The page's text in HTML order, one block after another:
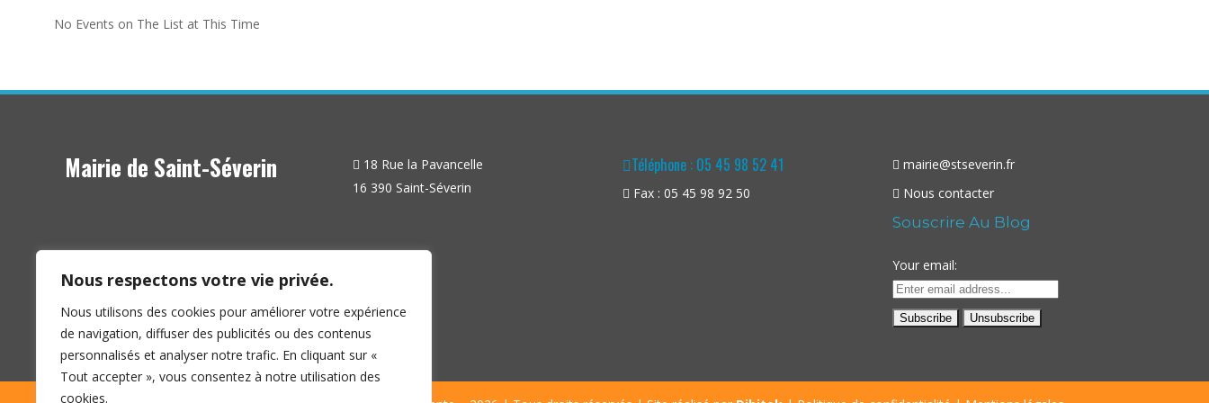
Nous respectons votre vie privée.
Nous utilisons des cookies pour améliorer votre expérience
de navigation, diffuser des publicités ou des contenus
personnalisés et analyser notre trafic. En cliquant sur «
Tout accepter », vous consentez à notre utilisation des
cookies.
No Events on The List at This Time
Mairie de Saint-Séverin
18 Rue la Pavancelle
16 390 Saint-Séverin
Téléphone : 05 45 98 52 41
Fax : 05 45 98 92 50
mairie@stseverin.fr
Nous contacter
Souscrire Au Blog
Your email: